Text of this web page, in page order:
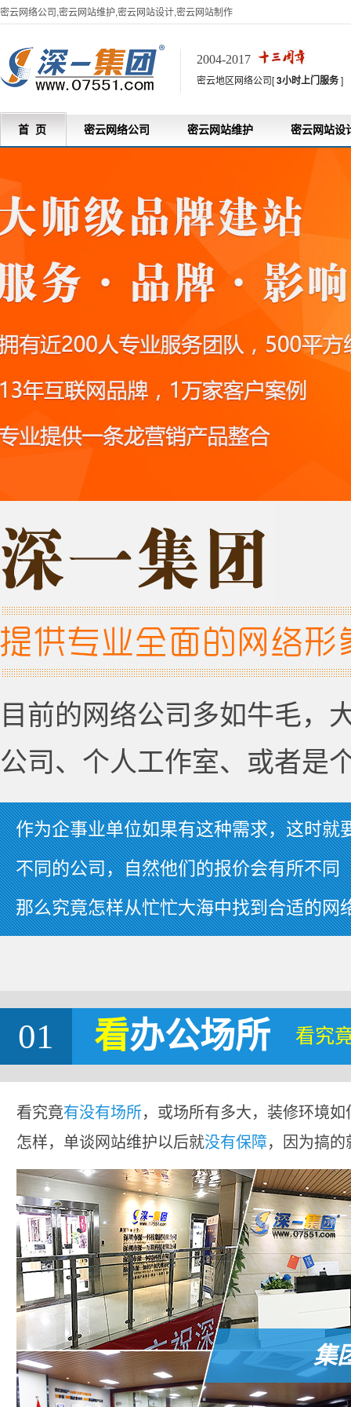
密云网络公司,密云网站维护,密云网站设计,密云网站制作
2004-2017
密云地区网络公司[3小时上门服务]
首 页 密云网络公司 密云网站维护 密云网站设
目前的网络公司多如牛毛，
公司、个人工作室、或者是
作为企事业单位如果有这种需求，这时就
不同的公司，自然他们的报价会有所不同
那么究竟怎样从忙忙大海中找到合适的网
01 看办公场所 看究
看究竟有没有场所，或场所有多大，装修环境
怎样，单谈网站维护以后就没有保障，因为搞
集